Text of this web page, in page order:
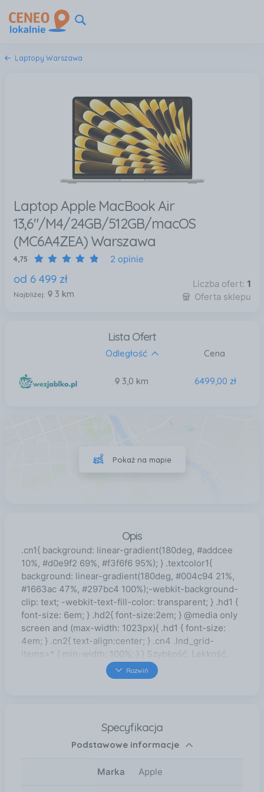
Laptopy Warszawa
Laptop Apple MacBook Air
13,6"/M4/24GB/512GB/macOS
(MC6A4ZEA) Warszawa
4,75 2 opinie
od 6 499 zł
Najbliżej: 3 km
Liczba ofert: 1
Oferta sklepu
Lista Ofert
Odległość Cena
3,0 km 6499,00 zł
Pokaż na mapie
Opis
.cn1{ background: linear-gradient(180deg, #addcee
10%, #d0e9f2 69%, #f3f6f6 95%); } .textcolor1{
background: linear-gradient(180deg, #004c94 21%,
#1663ac 47%, #297bc4 100%);-webkit-background-
clip: text; -webkit-text-fill-color: transparent; } .hd1 {
font-size: 6em; } .hd2{ font-size:2em; } @media only
screen and (max-width: 1023px){ .hd1 { font-size:
4em; } .cn2{ text-align:center; } .cn4 .lnd_grid-
items>* { min-width: 100%; } } Szybkość. Lekkość.
Wolność. MacBook Air z czipem M4 śmiga przy
każdym zadaniu i zapewnia nawet 18 godzin pracy na
zabierzesz go ze sobą, dokąd chcesz, żeby robić na
nim, co tylko zechcesz. Dwa idealne rozmiary.
kolory. Teraz także błękitny. Dostępne kolory: -
Rozwiń
Specyfikacja
Podstawowe informacje
Marka Apple